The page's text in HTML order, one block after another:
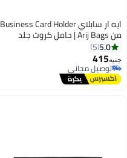
3
ايه ار سابلاي Business Card Holder
من Arij Bags | حامل كروت جلد
أماكن للكروت، مكان للنقود، تصميم
سم) (بني)
5.0
5
جنيه415
توصيل مجاني
توصيل مجاني